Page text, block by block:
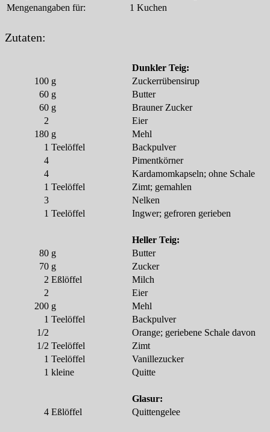
Mengenangaben für:
1 Kuchen
Zutaten:
Dunkler Teig:
100 g
Zuckerrübensirup
60 g
Butter
60 g
Brauner Zucker
2
Eier
180 g
Mehl
1 Teelöffel
Backpulver
4
Pimentkörner
4
Kardamomkapseln; ohne Schale
1 Teelöffel
Zimt; gemahlen
3
Nelken
1 Teelöffel Ingwer; gefroren gerieben
Heller Teig:
80 g
Butter
70 g
Zucker
2 Eßlöffel
Milch
2
Eier
200 g
Mehl
1 Teelöffel
Backpulver
1/2
Orange; geriebene Schale davon
1/2 Teelöffel
Zimt
1 Teelöffel
Vanillezucker
1 kleine Quitte
Glasur:
4 Eßlöffel Quittengelee